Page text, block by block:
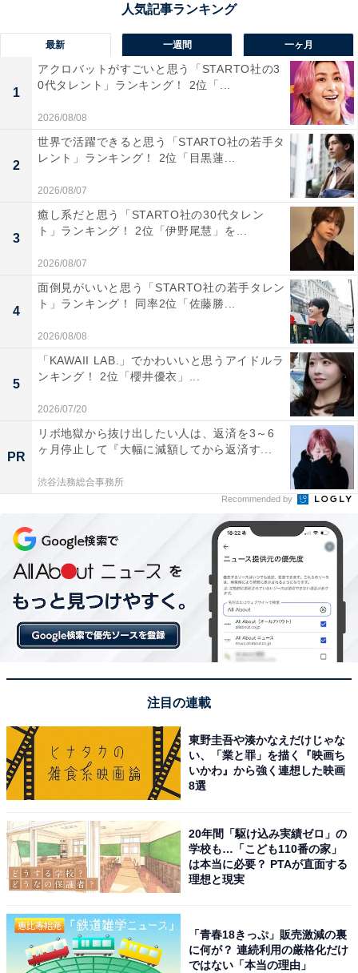
1位：国営ひたち海浜公園周辺ルート／56票
海に面した東京ドーム約46個分にあたる広大な敷地に、
四季折々の花が咲く「国営ひたち海浜公園」。潮風を感
じながら周辺をドライブしたあとは、アトラクションや
バーベキュー、サイクリング、イベントの開催などアク
ティビティや飲食店が充実している園内で1日中楽しめ
ます。
真っ赤なコキアが一面を埋めつくす「みはらしの丘」
が、秋を代表する絶景として心待ちにされているほか、
丘のふもとに咲く色とりどりのコスモスやソバも見頃を
迎えます。
回答者からは、「以前秋に行き、コキアが綺麗だったた
め」（20代女性／福岡県）、「道路が広く、気持ちよく
走ることができます。海浜公園にもよるといいですね」
（50代男性／埼玉県）、「秋の花や観覧車を見ながらゆ
っくりドライブしたい」（30代女性／神奈川県）、「国
営ひたち海浜公園のコキアを見たい」（40代女性／東京
都）などのコメントが寄せられました。
※回答者からのコメントは原文ママです
Amazonで旅行ガイドブックを見る
この記事の執筆者： 福島 ゆき
ルジャンルで執筆中のライター。時々、店舗取材などのリポート記
事も担当。All AboutおよびAll About NEWSでのライター歴は5年。
...続きを読む
次ページ
る
最新 一週間 一ヶ月
1
アクロバットがすごいと思う「STARTO社の3
0代タレント」ランキング！ 2位「...
2026/08/08
2
世界で活躍できると思う「STARTO社の若手タ
レント」ランキング！ 2位「目黒蓮...
2026/08/07
3
癒し系だと思う「STARTO社の30代タレン
ト」ランキング！ 2位「伊野尾慧」を...
2026/08/07
4
面倒見がいいと思う「STARTO社の若手タレン
ト」ランキング！ 同率2位「佐藤勝...
2026/08/08
5
「KAWAII LAB.」でかわいいと思うアイドルラ
ンキング！ 2位「櫻井優衣」...
2026/07/20
PR
リボ地獄から抜け出したい人は、返済を3～6
ヶ月停止して『大幅に減額してから返済す...
渋谷法務総合事務所
Recommended by
注目の連載
東野圭吾や湊かなえだけじゃな
い、「業と罪」を描く『映画ち
いかわ』から強く連想した映画
8選
20年間「駆け込み実績ゼロ」の
学校も…「こども110番の家」
は本当に必要？ PTAが直面する
理想と現実
「青春18きっぷ」販売激減の裏
に何が？ 連続利用の厳格化だけ
ではない「本当の理由」